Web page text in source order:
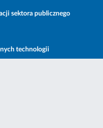
sektora publicznego
technologii